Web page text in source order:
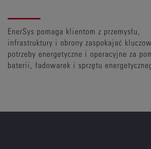
EnerSys pomaga klientom z przemysłu,
infrastruktury i obrony zaspokajać
potrzeby energetyczne i operacyjne za
baterii, ładowarek i sprzętu